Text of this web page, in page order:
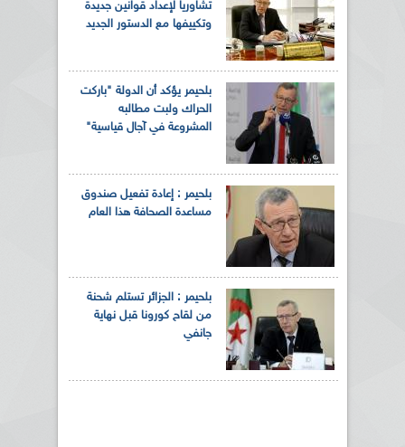
تشاوريا لإعداد قوانين جديدة
وتكييفها مع الدستور الجديد
بلحيمر يؤكد أن الدولة "باركت
الحراك ولبت مطالبه
المشروعة في آجال قياسية"
بلحيمر : إعادة تفعيل صندوق
مساعدة الصحافة هذا العام
بلحيمر : الجزائر تستلم شحنة
من لقاح كورونا قبل نهاية
جانفي